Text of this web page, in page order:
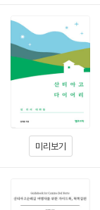
미리보기